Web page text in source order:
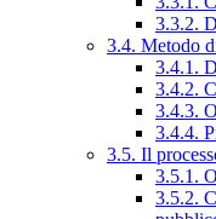
3.3.2.
3.4. Metodo
3.4.1.
3.4.2.
3.4.3.
3.4.4.
3.5. Il
3.5.1.
3.5.2.